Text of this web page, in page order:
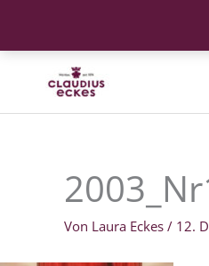
springen
Von Laura Eckes / 12.